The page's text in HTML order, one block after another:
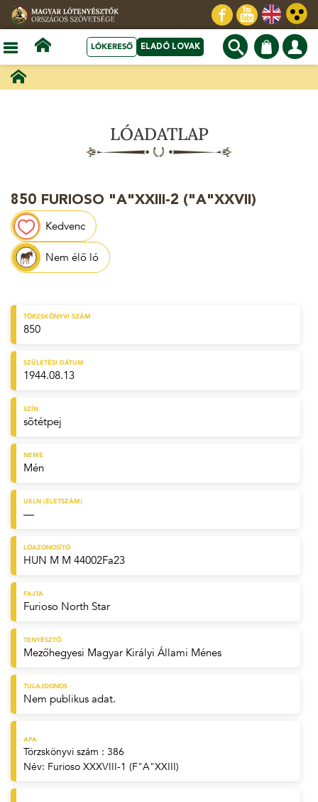
LÓKERESŐ ELADÓ LOVAK
LÓADATLAP
850 FURIOSO "A"XXIII-2 ("A"XXVII)
Kedvenc
Nem élő ló
TÖRZSKÖNYVI SZÁM
850
SZÜLETÉSI DÁTUM
1944.08.13
SZÍN
sötétpej
NEME
Mén
UELN (ÉLETSZÁM)
—
LÓAZONOSÍTÓ
HUN M M 44002Fa23
FAJTA
Furioso North Star
TENYÉSZTŐ
Mezőhegyesi Magyar Királyi Állami Ménes
TULAJDONOS
Nem publikus adat.
APA
Törzskönyvi szám : 386
Név: Furioso XXXVIII-1 (F"A"XXIII)